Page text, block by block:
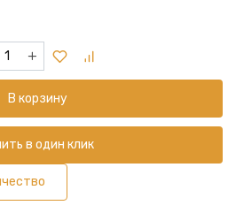
В корзину
в один клик